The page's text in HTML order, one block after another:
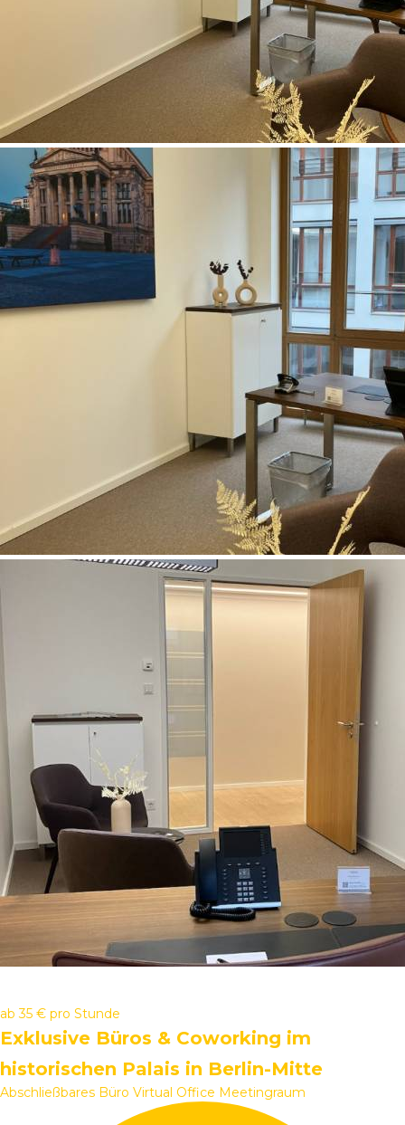
ab 35 € pro Stunde
Exklusive Büros & Coworking im
historischen Palais in Berlin-Mitte
Abschließbares Büro Virtual Office Meetingraum